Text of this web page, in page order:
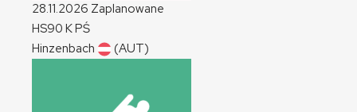
28.11.2026 Zaplanowane
HS90 KPŚ
Hinzenbach
(AUT)